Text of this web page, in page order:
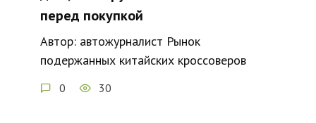
перед покупкой
Автор: автожурналист Рынок
подержанных китайских кроссоверов
0 30